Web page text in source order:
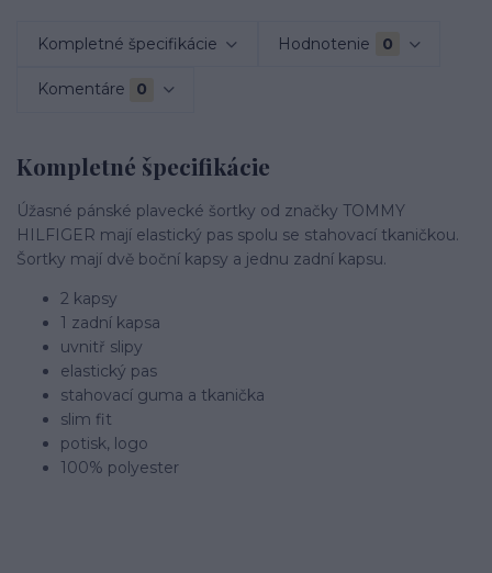
Kompletné špecifikácie Hodnotenie 0
Komentáre 0
Kompletné špecifikácie
Úžasné pánské plavecké šortky od značky TOMMY
HILFIGER mají elastický pas spolu se stahovací tkaničkou.
Šortky mají dvě boční kapsy a jednu zadní kapsu.
2 kapsy
1 zadní kapsa
uvnitř slipy
elastický pas
stahovací guma a tkanička
slim fit
potisk, logo
100% polyester